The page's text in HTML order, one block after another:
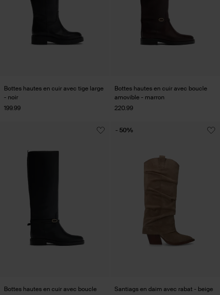
Bottes hautes en cuir avec tige large
- noir
199.99
Bottes hautes en cuir avec boucle
amovible - marron
220.99
Bottes hautes en cuir avec boucle
Santiags en daim avec rabat - beige
- 50%